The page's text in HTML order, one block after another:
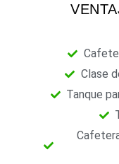
Clase
Tanque